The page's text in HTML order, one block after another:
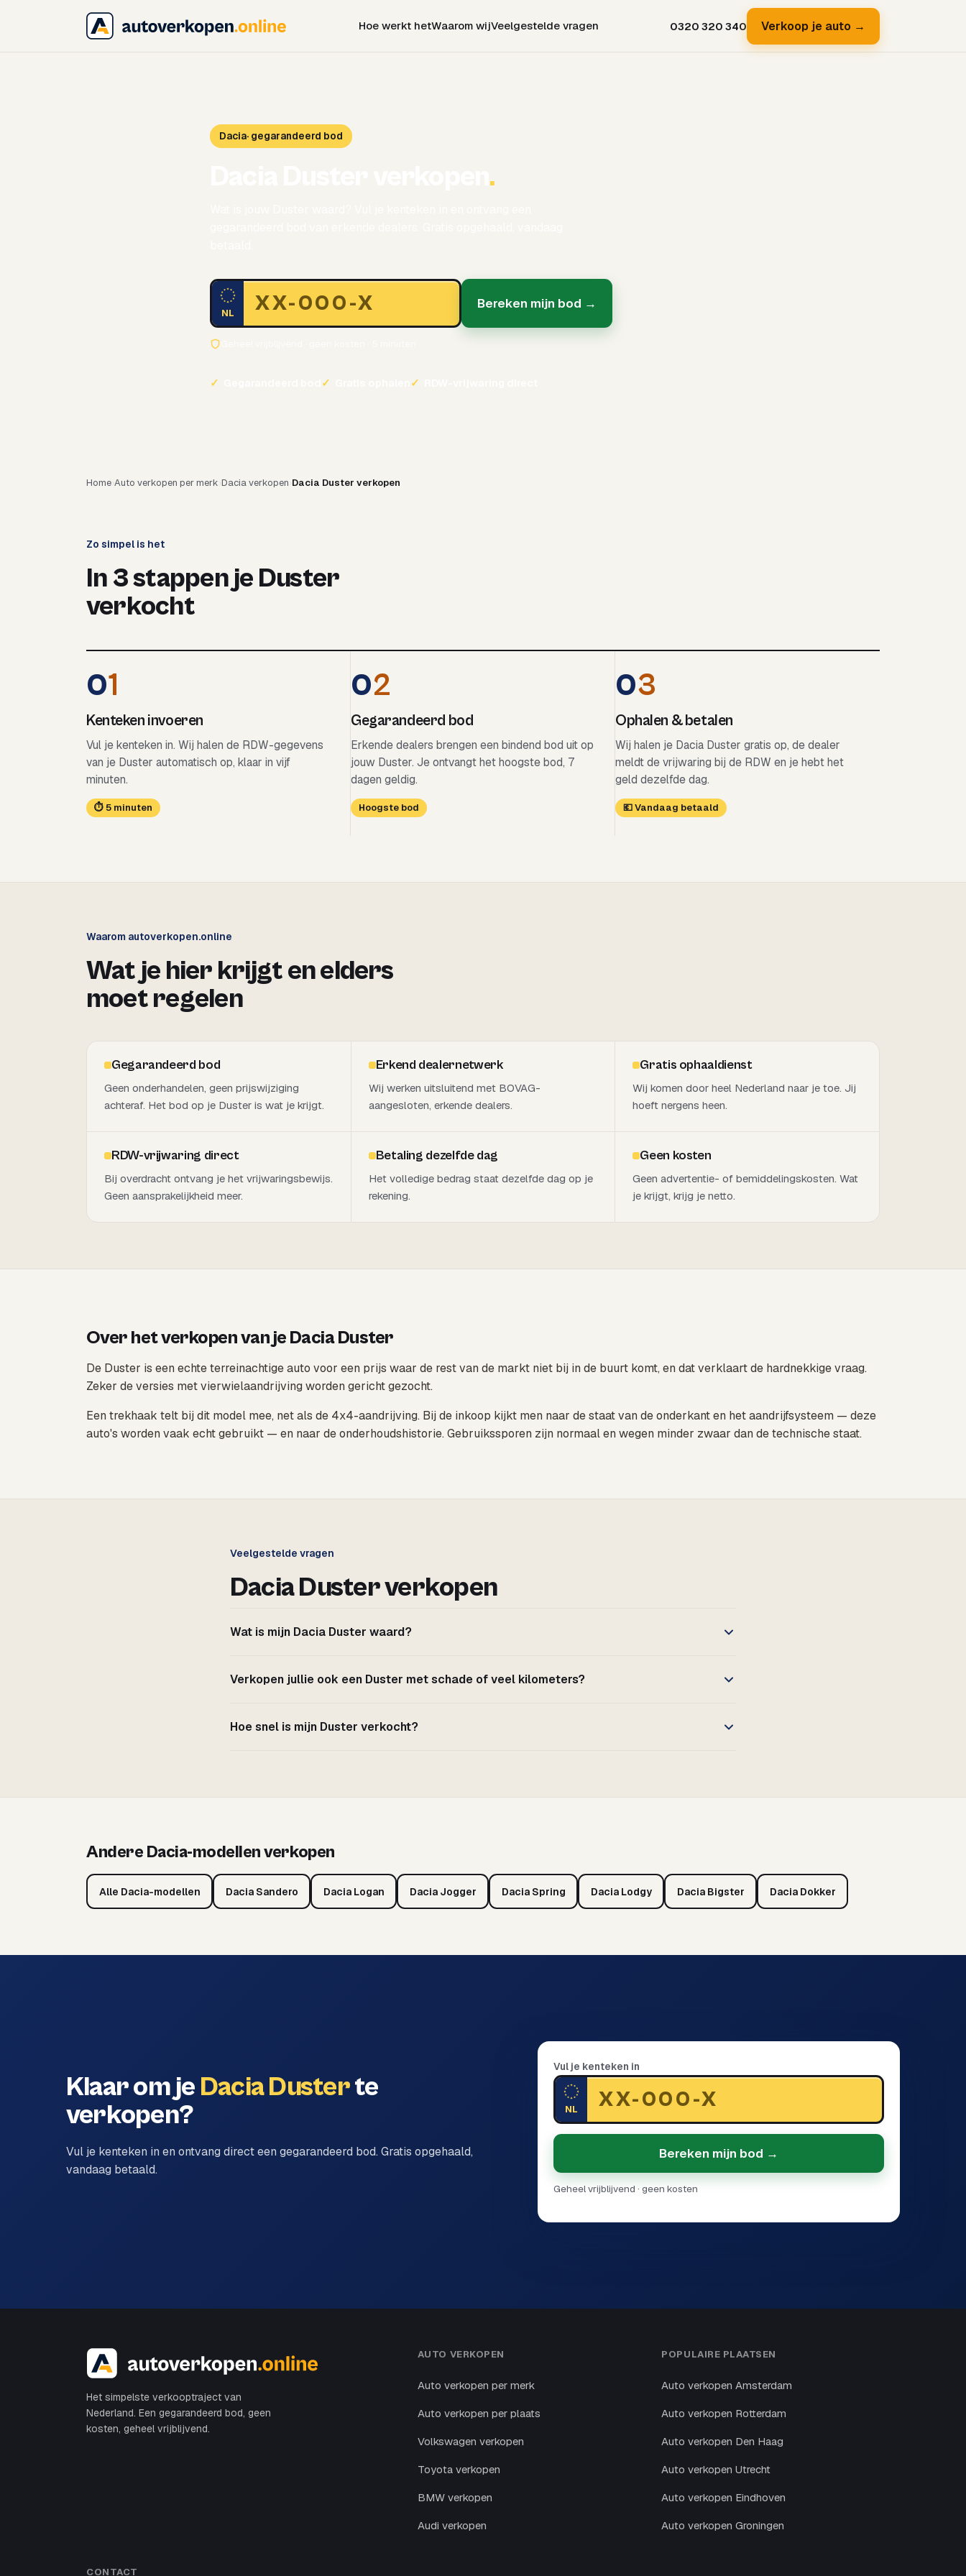
Hoe werkt hetWaarom wijVeelgestelde vragen 0320 320 340 Verkoop je auto →
Dacia· gegarandeerd bod
.
NL
Bereken mijn bod →
✓ ✓ ✓
Home Auto verkopen per merk Dacia verkopen Dacia Duster verkopen
Zo simpel is het
In 3 stappen je Duster
verkocht
01
Kenteken invoeren
Vul je kenteken in. Wij halen de RDW-gegevens
van je Duster automatisch op, klaar in vijf
minuten.
⏱ 5 minuten
02
Gegarandeerd bod
Erkende dealers brengen een bindend bod uit op
jouw Duster. Je ontvangt het hoogste bod, 7
dagen geldig.
Hoogste bod
03
Ophalen & betalen
Wij halen je Dacia Duster gratis op, de dealer
meldt de vrijwaring bij de RDW en je hebt het
geld dezelfde dag.
💶 Vandaag betaald
Waarom autoverkopen.online
Wat je hier krijgt en elders
moet regelen
Gegarandeerd bod
Geen onderhandelen, geen prijswijziging
achteraf. Het bod op je Duster is wat je krijgt.
Erkend dealernetwerk
Wij werken uitsluitend met BOVAG-
aangesloten, erkende dealers.
Gratis ophaaldienst
Wij komen door heel Nederland naar je toe. Jij
hoeft nergens heen.
RDW-vrijwaring direct
Bij overdracht ontvang je het vrijwaringsbewijs.
Geen aansprakelijkheid meer.
Betaling dezelfde dag
Het volledige bedrag staat dezelfde dag op je
rekening.
Geen kosten
Geen advertentie- of bemiddelingskosten. Wat
je krijgt, krijg je netto.
Over het verkopen van je Dacia Duster
De Duster is een echte terreinachtige auto voor een prijs waar de rest van de markt niet bij in de buurt komt, en dat verklaart de hardnekkige vraag.
Zeker de versies met vierwielaandrijving worden gericht gezocht.
Een trekhaak telt bij dit model mee, net als de 4x4-aandrijving. Bij de inkoop kijkt men naar de staat van de onderkant en het aandrijfsysteem — deze
auto's worden vaak echt gebruikt — en naar de onderhoudshistorie. Gebruikssporen zijn normaal en wegen minder zwaar dan de technische staat.
Veelgestelde vragen
Dacia Duster verkopen
Wat is mijn Dacia Duster waard?
Verkopen jullie ook een Duster met schade of veel kilometers?
Hoe snel is mijn Duster verkocht?
Andere Dacia-modellen verkopen
Alle Dacia-modellen Dacia Sandero Dacia Logan Dacia Jogger Dacia Spring Dacia Lodgy Dacia Bigster Dacia Dokker
Klaar om je Dacia Dusterte
verkopen?
Vul je kenteken in en ontvang direct een gegarandeerd bod. Gratis opgehaald,
vandaag betaald.
Vul je kenteken in
NL
Bereken mijn bod →
Geheel vrijblijvend · geen kosten
Het simpelste verkooptraject van
Nederland. Een gegarandeerd bod, geen
kosten, geheel vrijblijvend.
AUTO VERKOPEN
Auto verkopen per merk
Auto verkopen per plaats
Volkswagen verkopen
Toyota verkopen
BMW verkopen
Audi verkopen
POPULAIRE PLAATSEN
Auto verkopen Amsterdam
Auto verkopen Rotterdam
Auto verkopen Den Haag
Auto verkopen Utrecht
Auto verkopen Eindhoven
Auto verkopen Groningen
CONTACT